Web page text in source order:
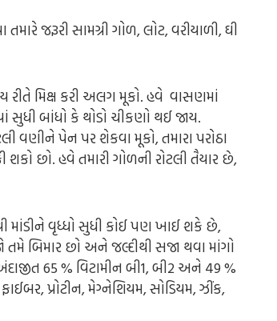
જરૂરી સામગ્રી ગોળ, લોટ, વરીયાળી, ઘી
મિક્ષ કરી અલગ મૂકો. હવે વાસણમાં
સુધી બાંધો કે થોડો ચીકણો થઈ જાય.
વણીને પેન પર શેકવા મૂકો, તમારા પરોઠા
શકો છો. હવે તમારી ગોળની રોટલી તૈયાર છે,
માંડીને વૃધ્ધો સુધી કોઈ પણ ખાઈ શકે છે,
બિમાર છો અને જલ્દીથી સજા થવા માંગો
65 % વિટામીન બી1, બી2 અને 49 %
પ્રોટીન, મેગ્નેશિયમ, સોડિયમ, ઝીંક,